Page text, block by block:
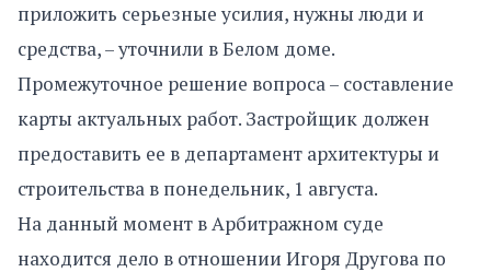
приложить серьезные усилия, нужны люди и
средства, – уточнили в Белом доме.
Промежуточное решение вопроса – составление
карты актуальных работ. Застройщик должен
предоставить ее в департамент архитектуры и
строительства в понедельник, 1 августа.
На данный момент в Арбитражном суде
находится дело в отношении Игоря Другова по